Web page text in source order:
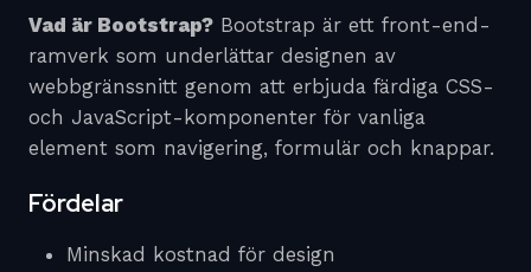
Vad är Bootstrap? Bootstrap är ett front-end-
ramverk som underlättar designen av
webbgränssnitt genom att erbjuda färdiga CSS-
och JavaScript-komponenter för vanliga
element som navigering, formulär och knappar.
Fördelar
Minskad kostnad för design